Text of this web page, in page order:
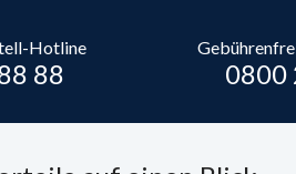
Hotline
88 0800